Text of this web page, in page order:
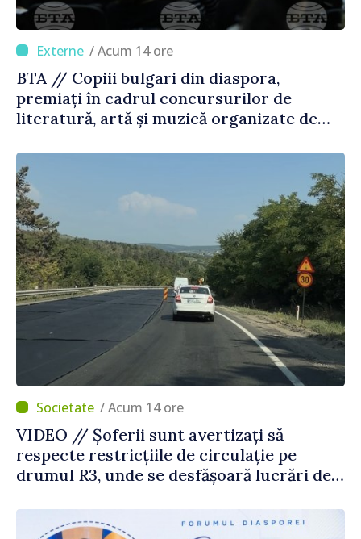
/ Acum 14 ore
BTA // Copiii bulgari din diaspora,
premiați în cadrul concursurilor de
literatură, artă și muzică organizate de
Străinătate
/ Acum 14 ore
VIDEO // Șoferii sunt avertizați să
respecte restricțiile de circulație pe
drumul R3, unde se desfășoară lucrări de